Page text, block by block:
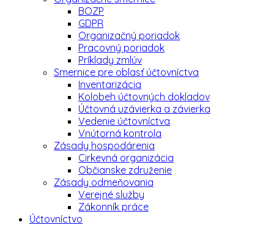
BOZP
GDPR
Organizačný poriadok
Pracovný poriadok
Príklady zmlúv
Smernice pre oblasť účtovníctva
Inventarizácia
Kolobeh účtovných dokladov
Účtovná uzávierka a závierka
Vedenie účtovníctva
Vnútorná kontrola
Zásady hospodárenia
Cirkevná organizácia
Občianske združenie
Zásady odmeňovania
Verejné služby
Zákonník práce
Účtovníctvo